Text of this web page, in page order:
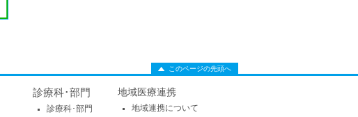
このページの先頭へ
診療科･部門
診療科･部門
地域医療連携
地域連携について